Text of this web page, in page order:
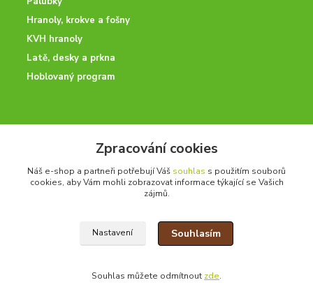
Hranoly, krokve a fošny
KVH hranoly
Latě, desky a prkna
Hoblovaný program
Potřebujete poradit? Neváhejte nás kontaktovat.
+420 728 600 625
po - pá 7:00 - 15:00
Zpracování cookies
Náš e-shop a partneři potřebují Váš souhlas s použitím souborů
cookies, aby Vám mohli zobrazovat informace týkající se Vašich
zájmů.
Nastavení Souhlasím
Souhlas můžete odmítnout zde.